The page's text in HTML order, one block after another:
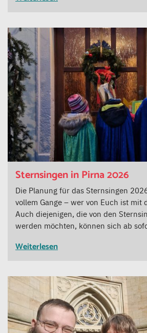
Sternsingen in Pirna 2026
Die Planung für das Sternsingen
vollem Gange – wer von Euch ist mit
Auch diejenigen, die von den
werden möchten, können sich ab
Weiterlesen